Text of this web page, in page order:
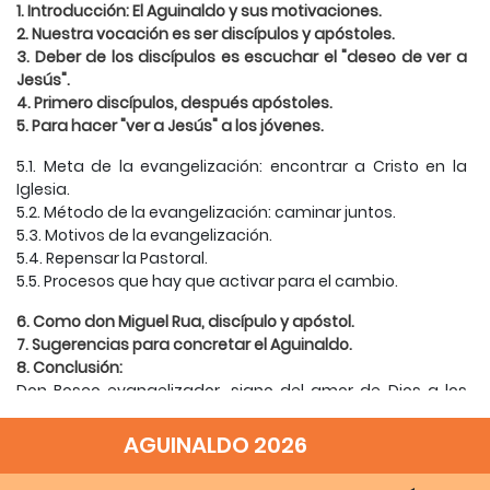
1. Introducción: El Aguinaldo y sus motivaciones.
2. Nuestra vocación es ser discípulos y apóstoles.
3. Deber de los discípulos es escuchar el "deseo de ver a
Jesús".
4. Primero discípulos, después apóstoles.
5. Para hacer "ver a Jesús" a los jóvenes.
5.1. Meta de la evangelización: encontrar a Cristo en la
Iglesia.
5.2. Método de la evangelización: caminar juntos.
5.3. Motivos de la evangelización.
5.4. Repensar la Pastoral.
5.5. Procesos que hay que activar para el cambio.
6. Como don Miguel Rua, discípulo y apóstol.
7. Sugerencias para concretar el Aguinaldo.
8. Conclusión:
Don Bosco evangelizador, signo del amor de Dios a los
jóvenes (meditación sobre el cuadro de Don Bosco de
Turín-Valdocco, 18 de diciembre de 2009
AGUINALDO 2026